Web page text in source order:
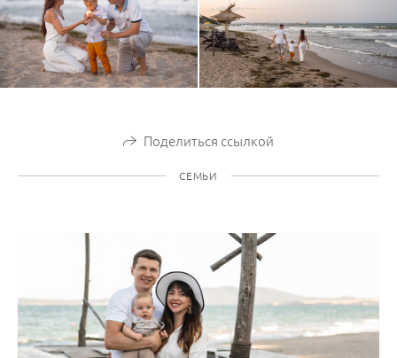
Поделиться ссылкой
СЕМЬИ